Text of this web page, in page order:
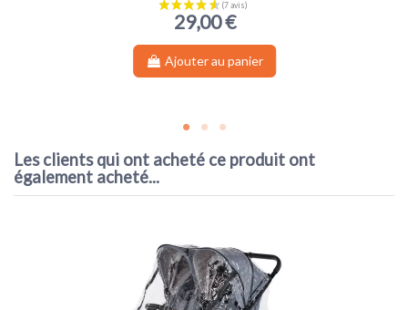
29,00 €
Ajouter au panier
Les clients qui ont acheté ce produit ont
également acheté...